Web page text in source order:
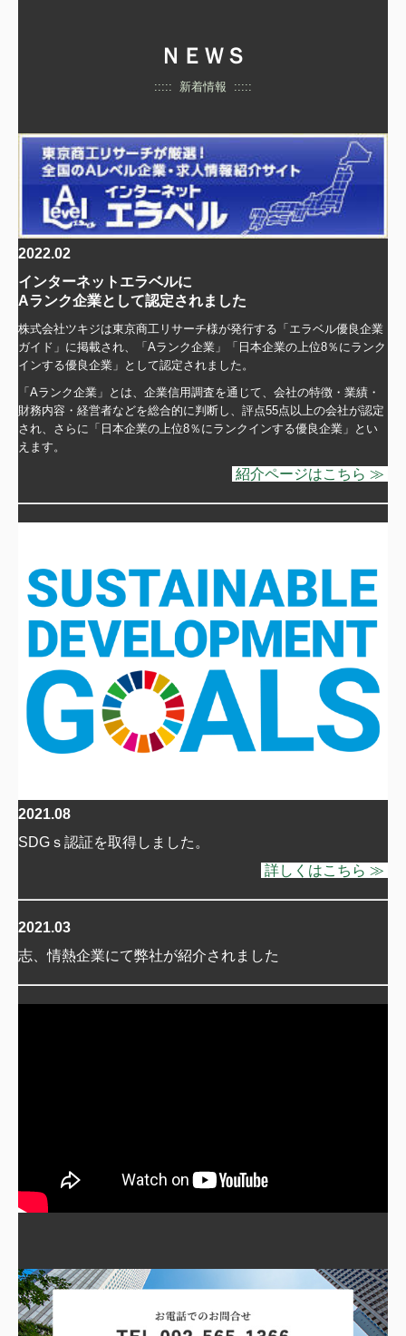
ＮＥＷＳ
::::: 新着情報 :::::
2022.02
インターネットエラベルに
Aランク企業として認定されました
株式会社ツキジは東京商工リサーチ様が発行する「エラベル優良企業
ガイド」に掲載され、
「Aランク企業」
「日本企業の上位8％にランク
インする優良企業」 として認定されました。
「Aランク企業」とは、 企業信用調査を通じて、会社の特徴・業績・
財務内容・経営者などを総合的に判断し、評点55点以上の会社が認定
され、さらに「日本企業の上位8％にランクインする優良企業」とい
えます。
紹介ページはこちら ≫
2021.08
SDGｓ認証を取得しました。
詳しくはこちら ≫
2021.03
志、情熱企業にて弊社が紹介されました